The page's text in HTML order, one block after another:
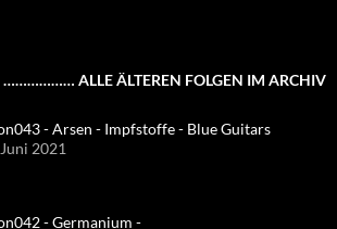
……………… ALLE ÄLTEREN FOLGEN IM ARCHIV
- Arsen - Impfstoffe - Blue Guitars
2021
- Germanium -